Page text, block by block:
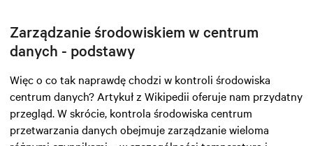
Zarządzanie środowiskiem w centrum
danych - podstawy
Więc o co tak naprawdę chodzi w kontroli środowiska
centrum danych? Artykuł z Wikipedii oferuje nam przydatny
przegląd. W skrócie, kontrola środowiska centrum
przetwarzania danych obejmuje zarządzanie wieloma